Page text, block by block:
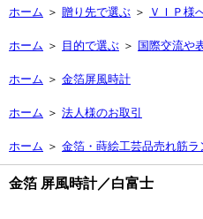
ホーム ＞ 贈り先で選ぶ ＞ ＶＩＰ様
ホーム ＞ 目的で選ぶ ＞ 国際交流や
ホーム ＞ 金箔屏風時計
ホーム ＞ 法人様のお取引
ホーム ＞ 金箔・蒔絵工芸品売れ筋ラ
金箔 屏風時計／白富士